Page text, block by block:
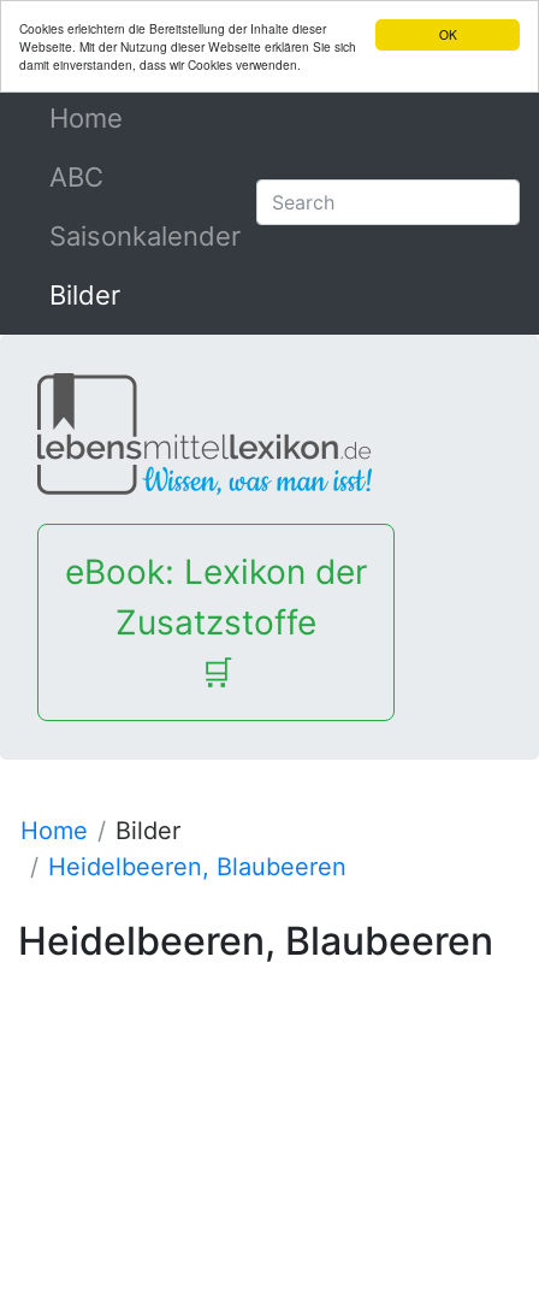
OK
Cookies erleichtern die Bereitstellung der Inhalte dieser
Webseite. Mit der Nutzung dieser Webseite erklären Sie sich
damit einverstanden, dass wir Cookies verwenden.
Home
ABC
Saisonkalender
Bilder
eBook: Lexikon der
Zusatzstoffe
🛒
Home
Bilder
Heidelbeeren, Blaubeeren
Heidelbeeren, Blaubeeren